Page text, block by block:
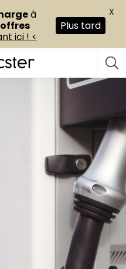
à
offres
ici ! <
Plus tard
X